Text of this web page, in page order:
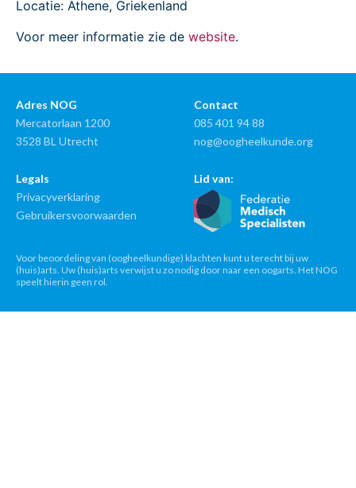
Locatie: Athene, Griekenland
Voor meer informatie zie de website.
Adres NOG
Mercatorlaan 1200
3528 BL Utrecht
Contact
085 401 94 88
nog@oogheelkunde.org
Legals
Privacyverklaring
Gebruikersvoorwaarden
Lid van:
Voor beoordeling van (oogheelkundige) klachten kunt u terecht bij uw
(huis)arts. Uw (huis)arts verwijst u zo nodig door naar een oogarts. Het NOG
speelt hierin geen rol.